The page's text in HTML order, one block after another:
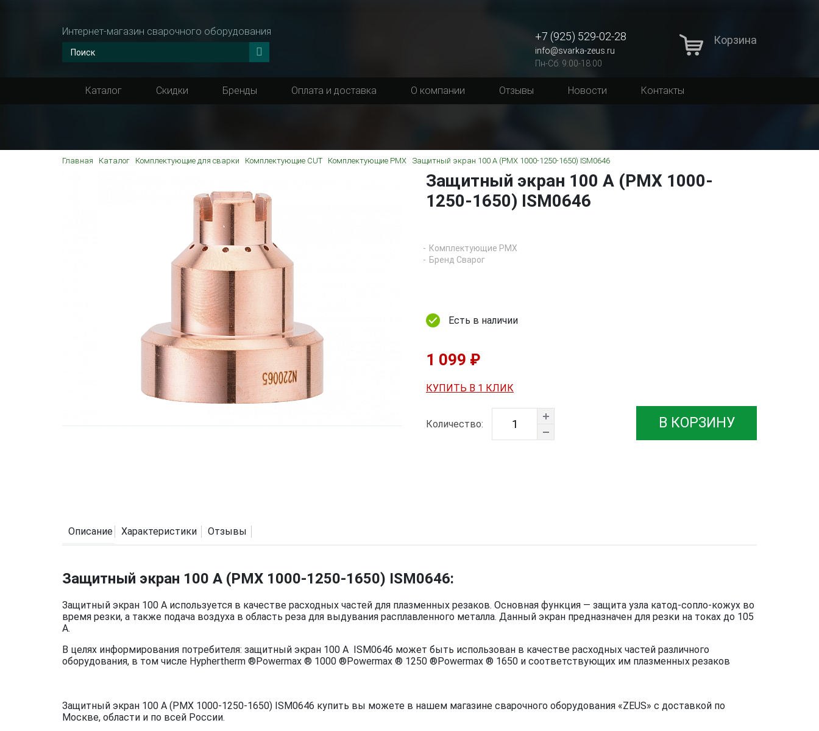
Интернет-магазин сварочного оборудования +7 (925) 529-02-28
info@svarka-zeus.ru
Пн-Сб: 9:00-18:00
Корзина
Каталог Скидки Бренды Оплата и доставка О компании Отзывы Новости Контакты
Главная Каталог Комплектующие для сварки Комплектующие CUT Комплектующие PMX Защитный экран 100 A (PMX 1000-1250-1650) ISM0646
Защитный экран 100 A (PMX 1000-
1250-1650) ISM0646
Комплектующие PMX
Бренд Сварог
Есть в наличии
1 099 ₽
КУПИТЬ В 1 КЛИК
Количество: В КОРЗИНУ
Описание Характеристики Отзывы
Защитный экран 100 A (PMX 1000-1250-1650) ISM0646:
Защитный экран 100 A используется в качестве расходных частей для плазменных резаков. Основная функция — защита узла катод-сопло-кожух во
время резки, а также подача воздуха в область реза для выдувания расплавленного металла. Данный экран предназначен для резки на токах до 105
А.
В целях информирования потребителя: защитный экран 100 A ISM0646 может быть использован в качестве расходных частей различного
оборудования, в том числе Hyphertherm ®Powermax ® 1000 ®Powermax ® 1250 ®Powermax ® 1650 и соответствующих им плазменных резаков
Защитный экран 100 A (PMX 1000-1250-1650) ISM0646 купить вы можете в нашем магазине сварочного оборудования «ZEUS» с доставкой по
Москве, области и по всей России.